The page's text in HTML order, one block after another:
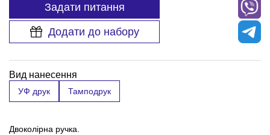
Задати питання
Додати до набору
Вид нанесення
УФ друк Тамподрук
Двоколірна ручка.